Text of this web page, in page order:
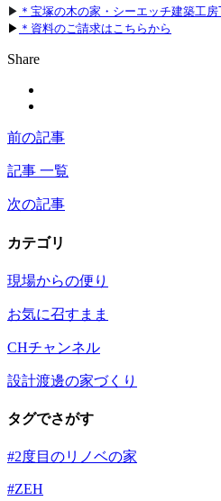
▶ ＊宝塚の木の家・シーエッチ建築工
▶ ＊資料のご請求はこちらから
Share
前の記事
記事 一覧
次の記事
カテゴリ
現場からの便り
お気に召すまま
CHチャンネル
設計渡邊の家づくり
タグでさがす
#2度目のリノベの家
#ZEH